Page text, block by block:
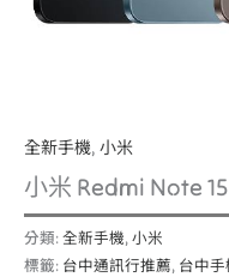
全新手機, 小米
小米 Redmi Note
分類: 全新手機, 小米
標籤: 台中通訊行推薦, 台中手